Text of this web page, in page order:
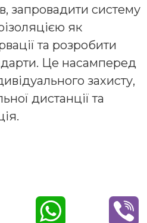
запровадити систему
як
та розробити
Це насамперед
захисту,
дистанції та